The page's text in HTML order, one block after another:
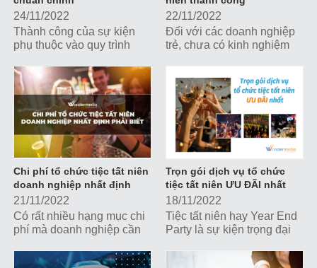
24/11/2022
Thành công của sự kiện
phụ thuộc vào quy trình
Media khám phá 5 bước
giúp bạn hô biến ra một sự
kiện chuẩn chỉnh, hoàn
thiện nhé!
22/11/2022
Đối với các doanh nghiệp
trẻ, chưa có kinh nghiệm
sự kiện, để có một tiệc tất
niên thành công, chuẩn
chỉnh, có một số yếu tố bạn
cần lưu tâm. Cùng Wonder
Media khám phá nhé!
Chi phí tổ chức tiệc tất niên
doanh nghiệp nhất định
phải biết
21/11/2022
Có rất nhiều hạng mục chi
phí mà doanh nghiệp cần
một sự kiện tiệc tất niên
Trọn gói dịch vụ tổ chức
tiệc tất niên ƯU ĐÃI nhất
18/11/2022
Tiệc tất niên hay Year End
Party là sự kiện trọng đại
nhằm tổng kết năm cũ, đón